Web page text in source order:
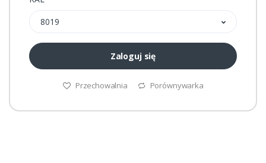
8019
Zaloguj się
Przechowalnia Porównywarka